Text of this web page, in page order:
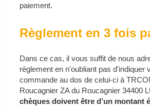
paiement.
Règlement en 3 fois
Dans ce cas, il vous suffit de nous
règlement en n'oubliant pas d'indiquer
commande au dos de celui-ci à
Roucagnier ZA du Roucagnier 34400
chèques doivent être d’un montant